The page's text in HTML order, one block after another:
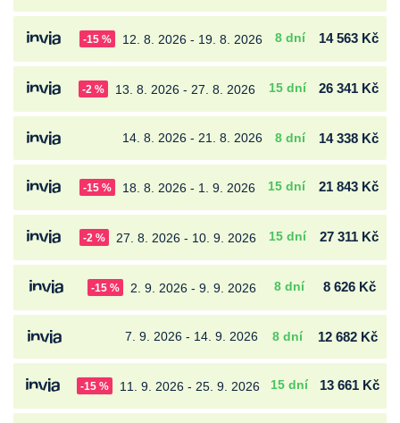
-15 % 12. 8. 2026 - 19. 8. 2026 8 dní 14 563 Kč
-2 % 13. 8. 2026 - 27. 8. 2026 15 dní 26 341 Kč
14. 8. 2026 - 21. 8. 2026 8 dní 14 338 Kč
-15 % 18. 8. 2026 - 1. 9. 2026 15 dní 21 843 Kč
-2 % 27. 8. 2026 - 10. 9. 2026 15 dní 27 311 Kč
-15 % 2. 9. 2026 - 9. 9. 2026 8 dní 8 626 Kč
7. 9. 2026 - 14. 9. 2026 8 dní 12 682 Kč
-15 % 11. 9. 2026 - 25. 9. 2026 15 dní 13 661 Kč